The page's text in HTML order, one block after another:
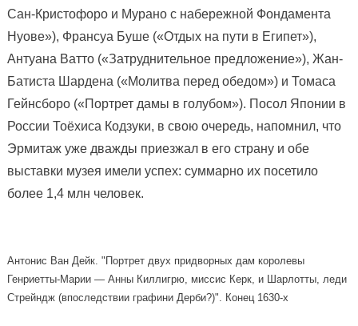
Сан-Кристофоро и Мурано с набережной Фондамента
Нуове»), Франсуа Буше («Отдых на пути в Египет»),
Антуана Ватто («Затруднительное предложение»), Жан-
Батиста Шардена («Молитва перед обедом») и Томаса
Гейнсборо («Портрет дамы в голубом»). Посол Японии в
России Тоёхиса Кодзуки, в свою очередь, напомнил, что
Эрмитаж уже дважды приезжал в его страну и обе
выставки музея имели успех: суммарно их посетило
более 1,4 млн человек.
Антонис Ван Дейк. "Портрет двух придворных дам королевы
Генриетты-Марии — Анны Киллигрю, миссис Керк, и Шарлотты, леди
Стрейндж (впоследствии графини Дерби?)". Конец 1630-х